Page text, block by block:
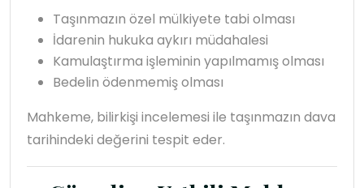
Taşınmazın özel mülkiyete tabi olması
İdarenin hukuka aykırı müdahalesi
Kamulaştırma işleminin yapılmamış olması
Bedelin ödenmemiş olması
Mahkeme, bilirkişi incelemesi ile taşınmazın dava
tarihindeki değerini tespit eder.